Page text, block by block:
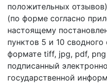
положительных
(по форме согласно
настоящему
пунктов 5 и 10
формате tiff, jpg, pdf,
подписанный
государственной